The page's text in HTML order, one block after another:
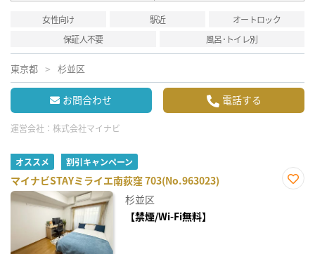
女性向け 駅近
オートロック
保証人不要
風呂･トイレ別
東京都 杉並区
お問合わせ 電話する
運営会社： 株式会社マイナビ
オススメ 割引キャンペーン
マイナビSTAYミライエ南荻窪 703(No.963023)
杉並区
【禁煙/Wi-Fi無料】